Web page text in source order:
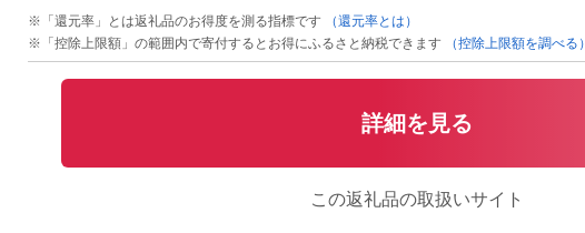
※「還元率」とは返礼品のお得度を測る指標です
（還元率とは）
※「控除上限額」の範囲内で寄付するとお得にふるさと納税できます
（控除上限額を調べる）
詳細を見る
この返礼品の取扱いサイト